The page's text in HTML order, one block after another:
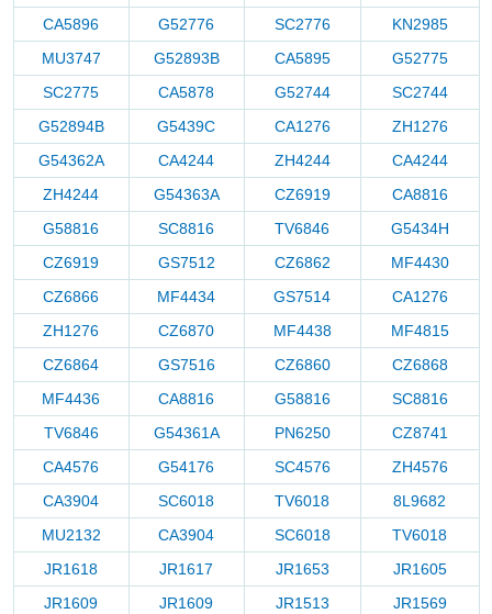
CA5896
G52776 SC2776
KN2985
MU3747
G52893B CA5895
G52775
SC2775
CA5878 G52744
SC2744
G52894B
G5439C CA1276
ZH1276
G54362A
CA4244 ZH4244
CA4244
ZH4244
G54363A CZ6919
CA8816
G58816
SC8816 TV6846
G5434H
CZ6919
GS7512 CZ6862
MF4430
CZ6866
MF4434 GS7514
CA1276
ZH1276
CZ6870 MF4438
MF4815
CZ6864
GS7516 CZ6860
CZ6868
MF4436
CA8816 G58816
SC8816
TV6846
G54361A PN6250
CZ8741
CA4576
G54176 SC4576
ZH4576
CA3904
SC6018 TV6018
8L9682
MU2132
CA3904 SC6018
TV6018
JR1618
JR1617 JR1653
JR1605
JR1609
JR1609 JR1513
JR1569